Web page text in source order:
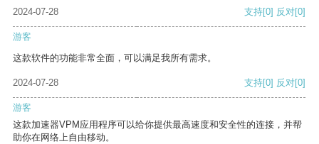
2024-07-28 支持[0] 反对[0]
游客
这款软件的功能非常全面，可以满足我所有需求。
2024-07-28 支持[0] 反对[0]
游客
这款加速器VPM应用程序可以给你提供最高速度和安全性的连接，并帮
助你在网络上自由移动。